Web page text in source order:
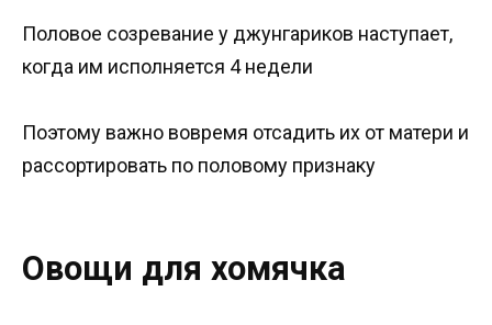
Половое созревание у джунгариков наступает,
когда им исполняется 4 недели
Поэтому важно вовремя отсадить их от матери и
рассортировать по половому признаку
Овощи для хомячка